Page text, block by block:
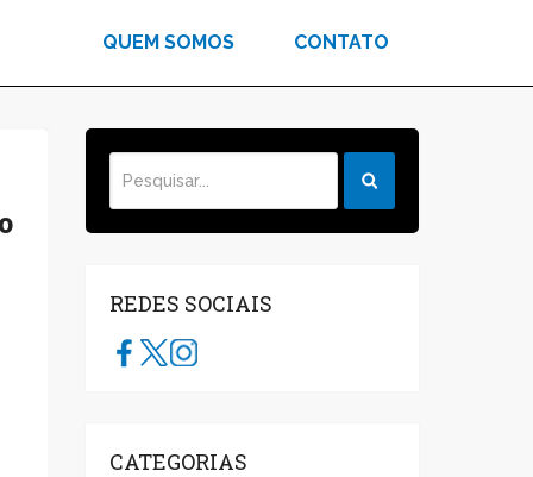
QUEM SOMOS CONTATO
REDES SOCIAIS
CATEGORIAS